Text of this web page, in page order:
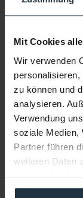
Mit Cookies
Wir verwenden
zu können und
analysieren.
Verwendung
soziale Medien,
Partner führen
weiteren Daten
gesammelt
Manufacturer &
Folgende Infos
More articles